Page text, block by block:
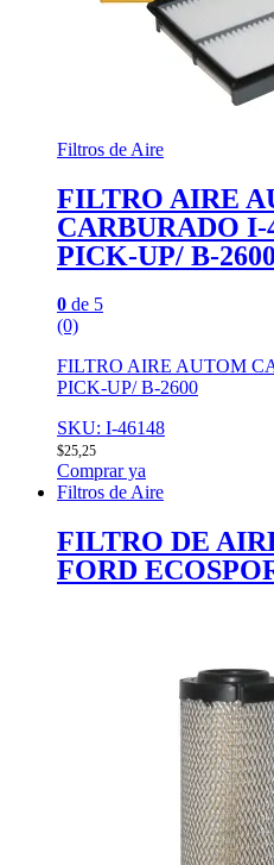
Filtros de Aire
FILTRO AIRE
CARBURADO
PICK-UP/ B-2600
0 de 5
(0)
FILTRO AIRE AUTOM
PICK-UP/ B-2600
SKU: I-46148
$25,25
Comprar ya
Filtros de Aire
FILTRO DE
FORD